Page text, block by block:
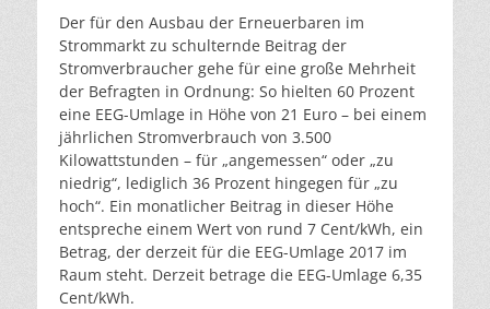
Der für den Ausbau der Erneuerbaren im
Strommarkt zu schulternde Beitrag der
Stromverbraucher gehe für eine große Mehrheit
der Befragten in Ordnung: So hielten 60 Prozent
eine EEG-Umlage in Höhe von 21 Euro – bei einem
jährlichen Stromverbrauch von 3.500
Kilowattstunden – für „angemessen“ oder „zu
niedrig“, lediglich 36 Prozent hingegen für „zu
hoch“. Ein monatlicher Beitrag in dieser Höhe
entspreche einem Wert von rund 7 Cent/kWh, ein
Betrag, der derzeit für die EEG-Umlage 2017 im
Raum steht. Derzeit betrage die EEG-Umlage 6,35
Cent/kWh.